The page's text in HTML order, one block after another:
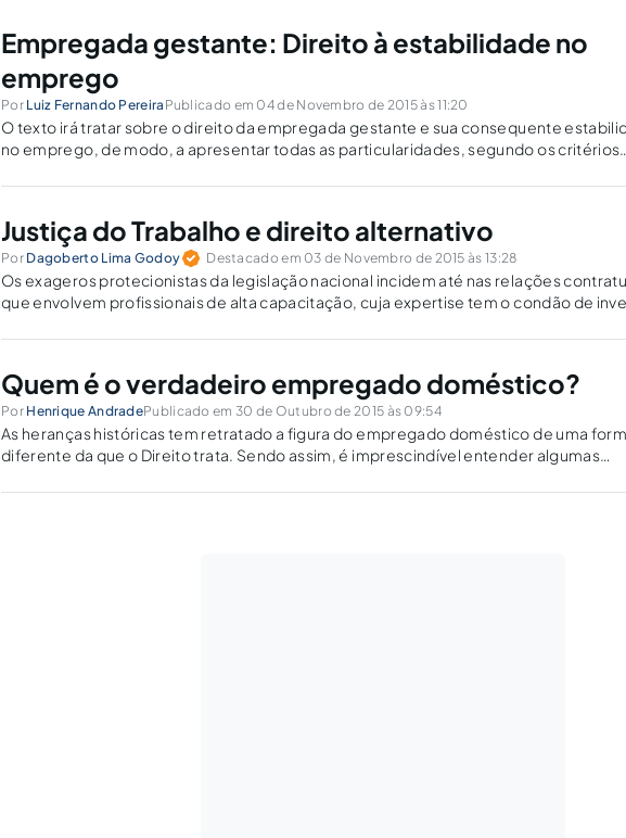
Empregada gestante: Direito à estabilidade no
emprego
Por Luiz Fernando Pereira Publicado em 04 de Novembro de 2015 às 11:20
O texto irá tratar sobre o direito da empregada gestante e sua consequente
no emprego, de modo, a apresentar todas as particularidades, segundo os critérios
Justiça do Trabalho e direito alternativo
Por Dagoberto Lima Godoy Destacado em 03 de Novembro de 2015 às 13:28
Os exageros protecionistas da legislação nacional incidem até nas relações
que envolvem profissionais de alta capacitação, cuja expertise tem o condão de
Quem é o verdadeiro empregado doméstico?
Por Henrique AndradePublicado em 30 de Outubro de 2015 às 09:54
As heranças históricas tem retratado a figura do empregado doméstico de uma
diferente da que o Direito trata. Sendo assim, é imprescindível entender algumas